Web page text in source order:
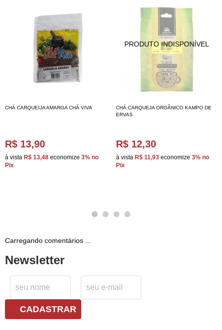
CHÁ CARQUEIJA AMARGA CHÁ VIVA
R$ 13,90
à vista R$ 13,48 economize 3% no
Pix
CHÁ CARQUEJA ORGÂNICO KAMPO DE
ERVAS
R$ 12,30
à vista R$ 11,93 economize 3% no
Pix
Carregando comentários ...
Newsletter
CADASTRAR